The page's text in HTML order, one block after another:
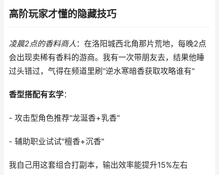
高阶玩家才懂的隐藏技巧
凌晨2点的香料商人 ：在洛阳城西北角那片荒地，每晚2点
会出现卖稀有香料的游商。我有一次带朋友去，结果他睡
过头错过，气得在频道里刷"逆水寒暗香获取攻略谁有"
香型搭配有玄学：
- 攻击型角色推荐"龙涎香+乳香"
- 辅助职业试试"檀香+沉香"
我自己用这套组合打副本，输出效率能提升15%左右